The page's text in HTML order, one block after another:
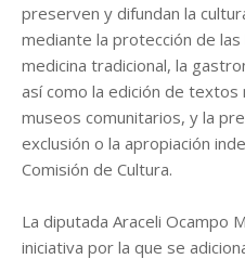
preserven y difundan la
mediante la protección de las
medicina tradicional, la
así como la edición de textos
museos comunitarios, y la
exclusión o la apropiación
Comisión de Cultura.
La diputada Araceli Ocampo
iniciativa por la que se